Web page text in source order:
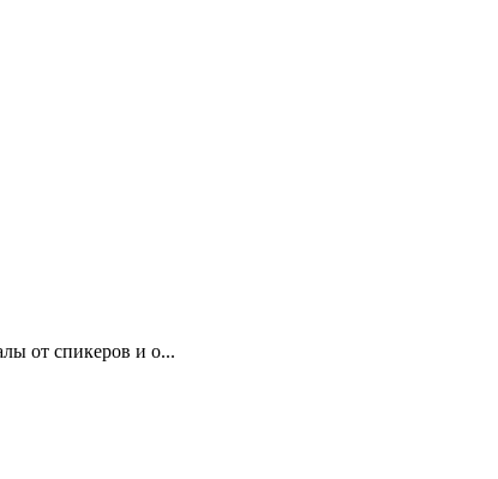
от спикеров и о...